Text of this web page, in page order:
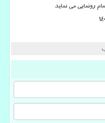
رونمایی می نماید